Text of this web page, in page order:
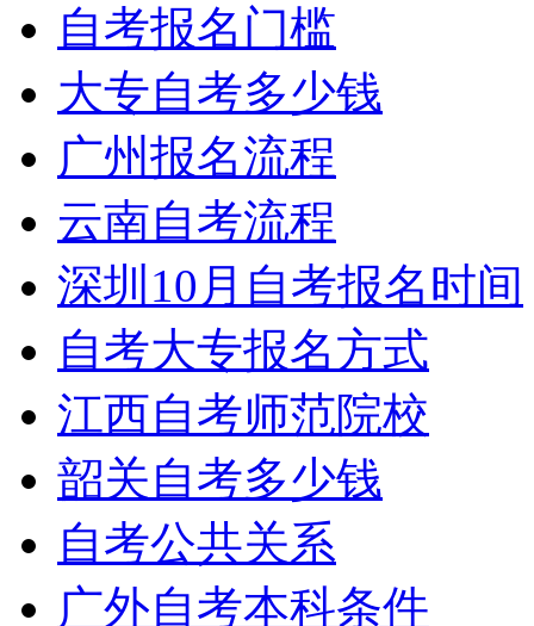
自考报名门槛
大专自考多少钱
广州报名流程
云南自考流程
深圳10月自考报名时间
自考大专报名方式
江西自考师范院校
韶关自考多少钱
自考公共关系
广外自考本科条件